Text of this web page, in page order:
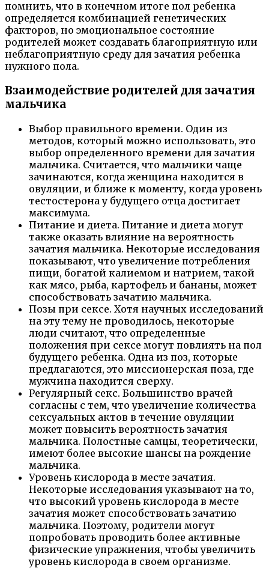
помнить, что в конечном итоге пол ребенка
определяется комбинацией генетических
факторов, но эмоциональное состояние
родителей может создавать благоприятную или
неблагоприятную среду для зачатия ребенка
нужного пола.
Взаимодействие родителей для зачатия
мальчика
Выбор правильного времени. Один из
методов, который можно использовать, это
выбор определенного времени для зачатия
мальчика. Считается, что мальчики чаще
зачинаются, когда женщина находится в
овуляции, и ближе к моменту, когда уровень
тестостерона у будущего отца достигает
максимума.
Питание и диета. Питание и диета могут
также оказать влияние на вероятность
зачатия мальчика. Некоторые исследования
показывают, что увеличение потребления
пищи, богатой калиемом и натрием, такой
как мясо, рыба, картофель и бананы, может
способствовать зачатию мальчика.
Позы при сексе. Хотя научных исследований
на эту тему не проводилось, некоторые
люди считают, что определенные
положения при сексе могут повлиять на пол
будущего ребенка. Одна из поз, которые
предлагаются, это миссионерская поза, где
мужчина находится сверху.
Регулярный секс. Большинство врачей
согласны с тем, что увеличение количества
сексуальных актов в течение овуляции
может повысить вероятность зачатия
мальчика. Полостные самцы, теоретически,
имеют более высокие шансы на рождение
мальчика.
Уровень кислорода в месте зачатия.
Некоторые исследования указывают на то,
что высокий уровень кислорода в месте
зачатия может способствовать зачатию
мальчика. Поэтому, родители могут
попробовать проводить более активные
физические упражнения, чтобы увеличить
уровень кислорода в своем организме.